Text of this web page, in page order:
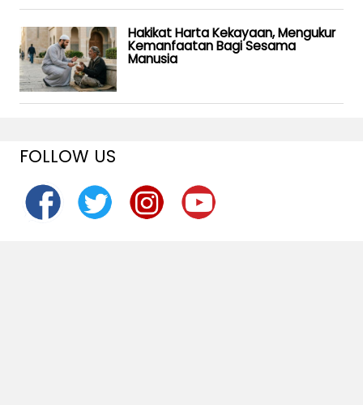
Hakikat Harta Kekayaan, Mengukur
Kemanfaatan Bagi Sesama
Manusia
FOLLOW US